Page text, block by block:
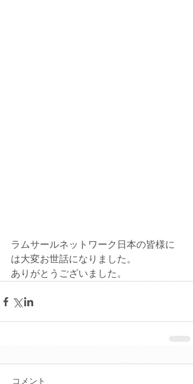
ラムサールネットワーク日本の皆様に
は大変お世話になりました。
ありがとうございました。
コメント